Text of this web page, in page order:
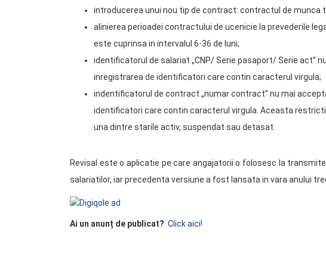
introducerea unui nou tip de contract: contractul de munca
alinierea perioadei contractului de ucenicie la prevederile
este cuprinsa in intervalul 6-36 de luni;
identificatorul de salariat „CNP/ Serie pasaport/ Serie act”
inregistrarea de identificatori care contin caracterul virgula;
indentificatorul de contract „numar contract” nu mai
identificatori care contin caracterul virgula. Aceasta
una dintre starile activ, suspendat sau detasat.
Revisal este o aplicatie pe care angajatorii o folosesc la
salariatilor, iar precedenta versiune a fost lansata in vara anului
Ai un anunț de publicat? Click aici!